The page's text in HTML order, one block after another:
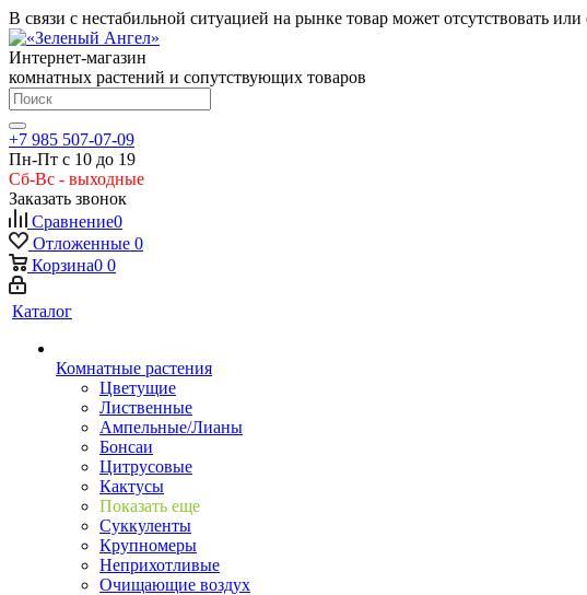
В связи с нестабильной ситуацией на рынке товар может отсутствовать
Интернет-магазин
комнатных растений и сопутствующих товаров
+7 985 507-07-09
Пн-Пт с 10 до 19
Сб-Вс - выходные
Заказать звонок
Сравнение0
Отложенные 0
Корзина0 0
Каталог
Комнатные растения
Цветущие
Лиственные
Ампельные/Лианы
Бонсаи
Цитрусовые
Кактусы
Показать еще
Суккуленты
Крупномеры
Неприхотливые
Очищающие воздух